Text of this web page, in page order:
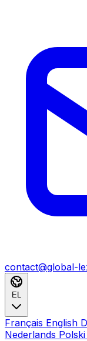
contact@global-
EL
Français English
Nederlands Polski